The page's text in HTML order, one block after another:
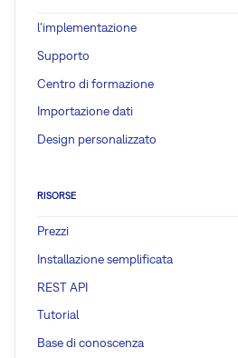
l'implementazione
Supporto
Centro di formazione
Importazione dati
Design personalizzato
RISORSE
Prezzi
Installazione semplificata
REST API
Tutorial
Base di conoscenza